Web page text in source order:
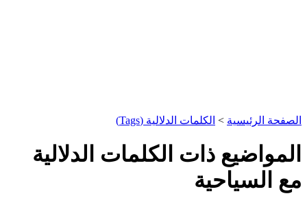
الصفحة الرئيسية > الكلمات الدلالية (Tags)
المواضيع ذات الكلمات الدلالية
مع السياحية